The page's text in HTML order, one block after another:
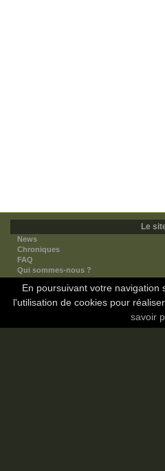
Le
News
Chroniques
FAQ
Qui sommes-nous ?
Nos partenaires
Faites-nous connaitre
Nous contacter
En poursuivant votre navigation
l'utilisation de cookies pour
savoir